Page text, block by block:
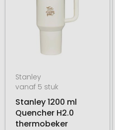
Stanley
vanaf 5 stuk
Stanley 1200 ml
Quencher H2.0
thermobeker